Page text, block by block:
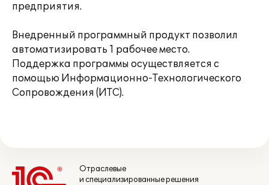
предприятия.
Внедренный программный продукт позволил
автоматизировать 1 рабочее место.
Поддержка программы осуществляется с
помощью Информационно-Технологического
Сопровождения (ИТС).
Отраслевые
и специализированные решения